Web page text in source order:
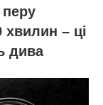
перу
хвилин – ці
дива